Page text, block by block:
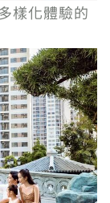
樣化體驗的